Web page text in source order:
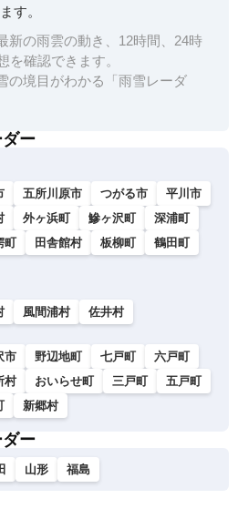
す。
新の雨雲の動き、12時間、24時
を確認できます。
の境目がわかる「雨雪レーダ
ー
五所川原市 つがる市
平川市
外ヶ浜町 鰺ヶ沢町
深浦町
町 田舎館村 板柳町
鶴田町
風間浦村 佐井村
市 野辺地町 七戸町
六戸町
村 おいらせ町 三戸町
五戸町
新郷村
ー
山形 福島